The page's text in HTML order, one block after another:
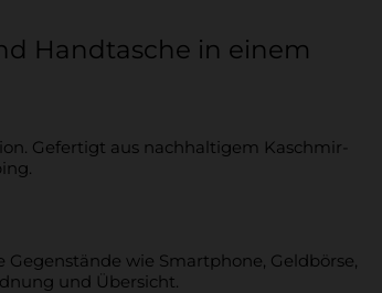
Handtasche in einem
Gefertigt aus nachhaltigem Kaschmir-
wie Smartphone, Geldbörse,
und Übersicht.